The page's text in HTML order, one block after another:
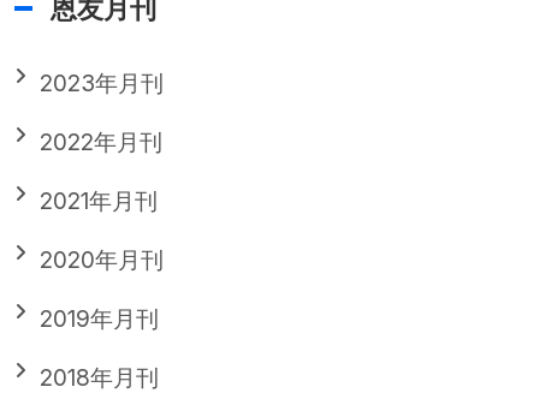
恩友月刊
2023年月刊
2022年月刊
2021年月刊
2020年月刊
2019年月刊
2018年月刊